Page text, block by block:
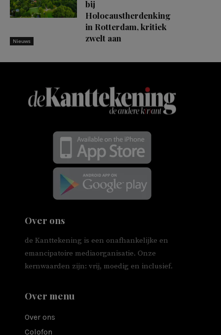
Nieuws
bij
Holocaustherdenking
in Rotterdam, kritiek
zwelt aan
Over ons
de Kanttekening is een onafhankelijke en
emancipatoire mediaorganisatie. Onze
kernwaarden zijn: vrij, moedig en inclusief.
Over menu
Over ons
Colofon